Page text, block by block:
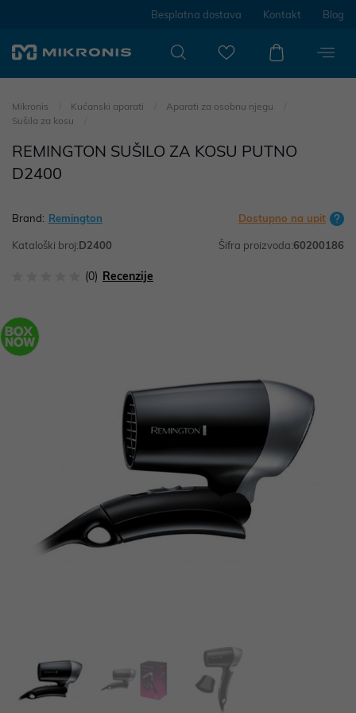
Besplatna dostava Kontakt Blog
Mikronis Kućanski aparati
Aparati za osobnu njegu
Sušila za kosu
REMINGTON SUŠILO ZA KOSU PUTNO
D2400
Brand: Remington Dostupno na upit
Kataloški broj:D2400 Šifra proizvoda:60200186
(0) Recenzije